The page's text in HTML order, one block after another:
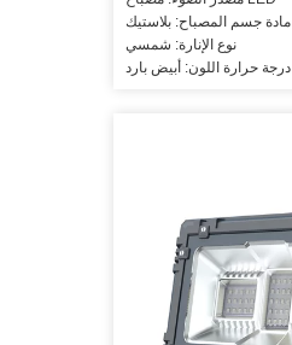
مادة جسم المصباح: بلاستيك
نوع الإنارة: شمسي
درجة حرارة اللون: أبيض بارد